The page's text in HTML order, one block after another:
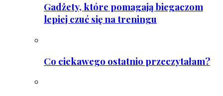
Gadżety, które pomagają biegaczom
lepiej czuć się na treningu
Co ciekawego ostatnio przeczytałam?